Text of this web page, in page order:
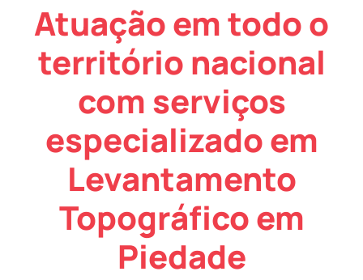
Atuação em todo o
território nacional
com serviços
especializado em
Levantamento
Topográfico em
Piedade